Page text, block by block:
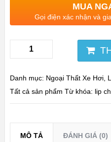
MUA
Gọi điện xác nhận và
Danh mục: Ngoại Thất Xe Hơi,
Tất cả sản phẩm Từ khóa: lip
MÔ TẢ ĐÁNH GIÁ (0)